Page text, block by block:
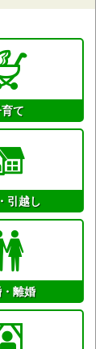
て
引越し
離婚